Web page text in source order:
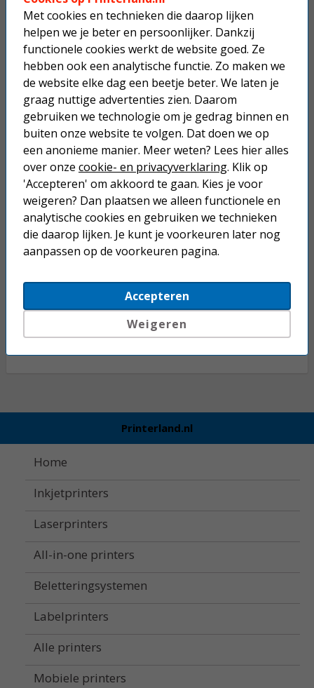
Gratis verzending boven € 25,-
Betaal binnen 14 dagen na aankoop
Anderen kochten ook...
Canon Pixma TS5351i A4
inkjetprinter
84,50
Canon Pixma TS7650i A4
inkjetprinter
81,50
Canon PIXMA TS3750i A4
inkjetprinter
48,50
Printerland.nl
Home
Inkjetprinters
Laserprinters
All-in-one printers
Beletteringsystemen
Labelprinters
Alle printers
Mobiele printers
Met cookies en technieken die daarop lijken
helpen we je beter en persoonlijker. Dankzij
functionele cookies werkt de website goed. Ze
hebben ook een analytische functie. Zo maken we
de website elke dag een beetje beter. We laten je
graag nuttige advertenties zien. Daarom
gebruiken we technologie om je gedrag binnen en
buiten onze website te volgen. Dat doen we op
een anonieme manier. Meer weten? Lees hier alles
over onze cookie- en privacyverklaring. Klik op
'Accepteren' om akkoord te gaan. Kies je voor
weigeren? Dan plaatsen we alleen functionele en
analytische cookies en gebruiken we technieken
die daarop lijken. Je kunt je voorkeuren later nog
aanpassen op de voorkeuren pagina.
Accepteren
Weigeren